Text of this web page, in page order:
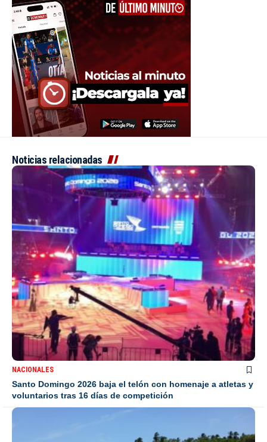
Noticias relacionadas
NACIONALES
Santo Domingo 2026 baja el telón con homenaje a atletas y
voluntarios tras 16 días de competición